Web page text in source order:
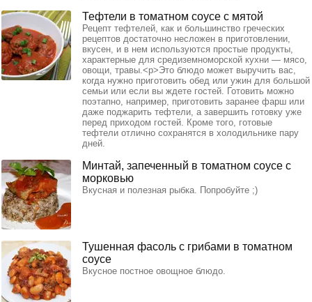
Тефтели в томатном соусе с мятой
Рецепт тефтелей, как и большинство греческих
рецептов достаточно несложен в приготовлении,
вкусен, и в нем используются простые продукты,
характерные для средиземноморской кухни — мясо,
овощи, травы.<p>Это блюдо может выручить вас,
когда нужно приготовить обед или ужин для большой
семьи или если вы ждете гостей. Готовить можно
поэтапно, например, приготовить заранее фарш или
даже поджарить тефтели, а завершить готовку уже
перед приходом гостей. Кроме того, готовые
тефтели отлично сохранятся в холодильнике пару
дней.
Минтай, запеченный в томатном соусе с
морковью
Вкусная и полезная рыбка. Попробуйте ;)
Тушенная фасоль с грибами в томатном
соусе
Вкусное постное овощное блюдо.